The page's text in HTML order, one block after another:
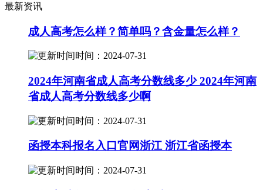
最新资讯
成人高考怎么样？简单吗？含金量怎么样？
时间：2024-07-31
2024年河南省成人高考分数线多少 2024年河南
省成人高考分数线多少啊
时间：2024-07-31
函授本科报名入口官网浙江 浙江省函授本
时间：2024-07-31